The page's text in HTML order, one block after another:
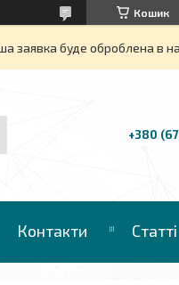
Кошик
заявка буде оброблена в
+380
Контакти